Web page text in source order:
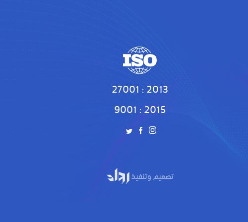
27001 : 2013
9001 : 2015
تصميم وتنفيذ